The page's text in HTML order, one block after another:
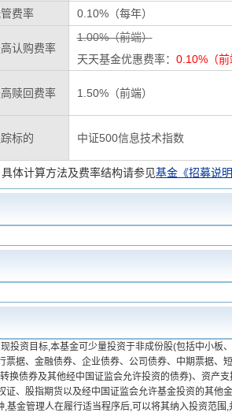
费率 0.10%（每年）
认购费率
1.00%（前端）
天天基金优惠费率： 0.10%（前
赎回费率 1.50%（前端）
标的 中证500信息技术指数
体计算方法及费率结构请参见基金《招募说明
投资目标,本基金可少量投资于非成份股(包括中小板
据、金融债券、企业债券、公司债券、中期票据、
换债券及其他经中国证监会允许投资的债券)、资产支
、股指期货以及经中国证监会允许基金投资的其他
金管理人在履行适当程序后,可以将其纳入投资范围,